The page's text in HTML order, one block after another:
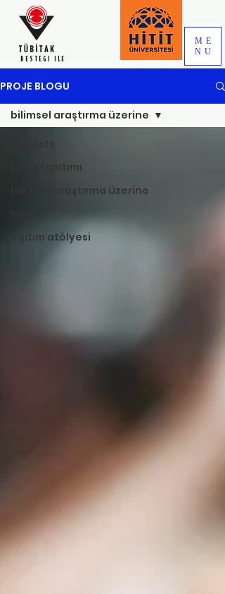
ME
NU
DESTEGI ILE
PROJE BLOGU
kitap tanıtımı
bilimsel araştırma üzerine
eğitim atölyesi
bilimsel araştırma üzerine